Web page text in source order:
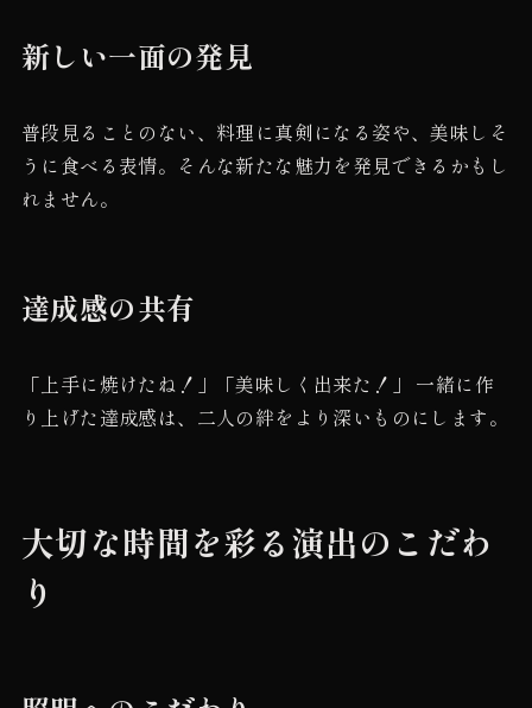
新しい一面の発見
普段見ることのない、料理に真剣になる姿や、美味しそ
うに食べる表情。そんな新たな魅力を発見できるかもし
れません。
達成感の共有
「上手に焼けたね！」「美味しく出来た！」 一緒に作
り上げた達成感は、二人の絆をより深いものにします。
大切な時間を彩る演出のこだわ
り